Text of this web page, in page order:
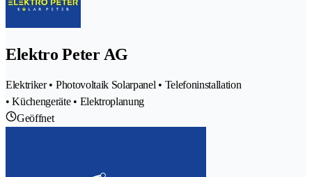
Elektro Peter AG
Elektriker • Photovoltaik Solarpanel • Telefoninstallation
• Küchengeräte • Elektroplanung
Geöffnet